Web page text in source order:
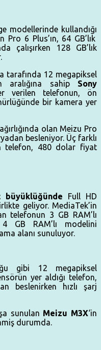
modellerinde kullandığı
6 Plus’ın, 64 GB’lık
çalışırken 128 GB’lık
tarafında 12 megapiksel
aralığına sahip Sony
verilen telefonun, ön
bir kamera yer
olan Meizu Pro
besleniyor. Üç farklı
telefon, 480 dolar fiyat
büyüklüğünde Full HD
geliyor. MediaTek’in
telefonun 3 GB RAM’lı
GB RAM’lı modelini
alanı sunuluyor.
gibi 12 megapiksel
yer aldığı telefon,
beslenirken hızlı şarj
sunulan Meizu M3X‘in
durumda.